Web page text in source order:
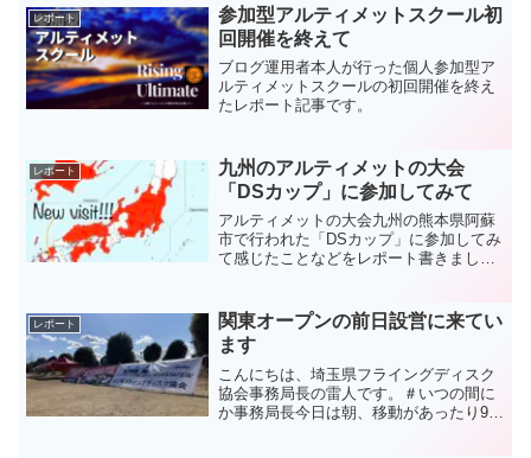
レポート
参加型アルティメットスクール初
回開催を終えて
ブログ運用者本人が行った個人参加型ア
ルティメットスクールの初回開催を終え
たレポート記事です。
レポート
九州のアルティメットの大会
「DSカップ」に参加してみて
アルティメットの大会九州の熊本県阿蘇
市で行われた「DSカップ」に参加してみ
て感じたことなどをレポート書きまし
レポート
関東オープンの前日設営に来てい
ます
こんにちは、埼玉県フライングディスク
協会事務局長の雷人です。＃いつの間に
か事務局長今日は朝、移動があったり9時